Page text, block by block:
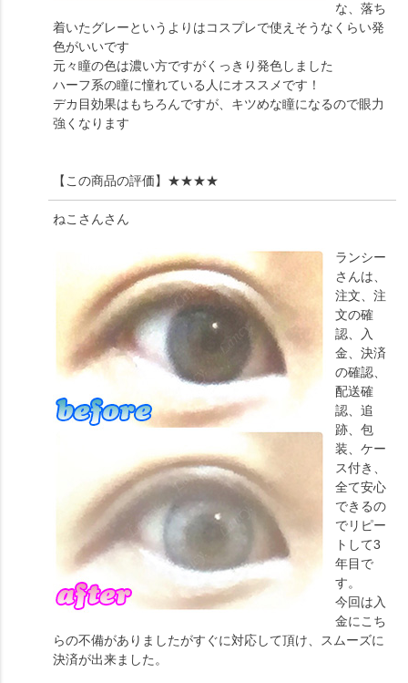
な、落ち
着いたグレーというよりはコスプレで使えそうなくらい発
色がいいです
元々瞳の色は濃い方ですがくっきり発色しました
ハーフ系の瞳に憧れている人にオススメです！
デカ目効果はもちろんですが、キツめな瞳になるので眼力
強くなります
【この商品の評価】 ★★★★
ねこさんさん
ランシー
さんは、
注文、注
文の確
認、入
金、決済
の確認、
配送確
認、追
跡、包
装、ケー
ス付き、
全て安心
できるの
でリピー
トして3
年目で
す。
今回は入
金にこち
らの不備がありましたがすぐに対応して頂け、スムーズに
決済が出来ました。